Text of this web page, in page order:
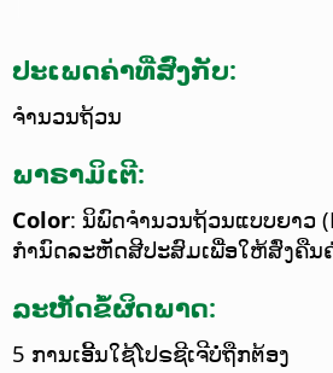
ປະເພດຄ່າທີ່ສົ່ງກັບ:
ຈຳນວນຖ້ວນ
ພາຣາມິເຕີ:
Color: ນິພົດຈຳນວນຖ້ວນແບບຍາວ
ກຳນົດລະຫັດສີປະສົມເພື່ອໃຫ້ສົ່ງຄືນ
ລະຫັດຂໍ້ຜິດພາດ:
5 ການເອີ້ນໃຊ້ໂປຣຊີເຈີບໍ່ຖືກຕ້ອງ